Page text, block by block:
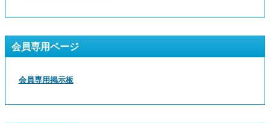
会員専用ページ
会員専用掲示板